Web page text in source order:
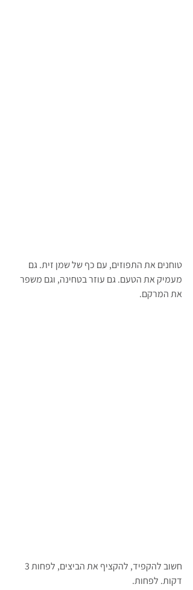
טוחנים את התפוזים, עם כף של שמן זית. גם
מעמיק את הטעם. גם עוזר בטחינה, וגם משפר
את המרקם.
דקות. לפחות.